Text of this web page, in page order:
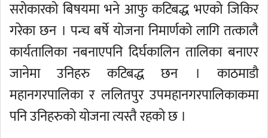
सरोकारको बिषयमा भने आफु कटिबद्ध भएको जिकिर
गरेका छन । पन्च बर्षे योजना निमार्णको लागि तत्कालै
कार्यतालिका नबनाएपनि दिर्घकालिन तालिका बनाएर
जानेमा उनिहरु कटिबद्ध छन । काठमाडौ
महानगरपालिका र ललितपुर उपमहानगरपालिकाकमा
पनि उनिहरुको योजना त्यस्तै रहको छ ।